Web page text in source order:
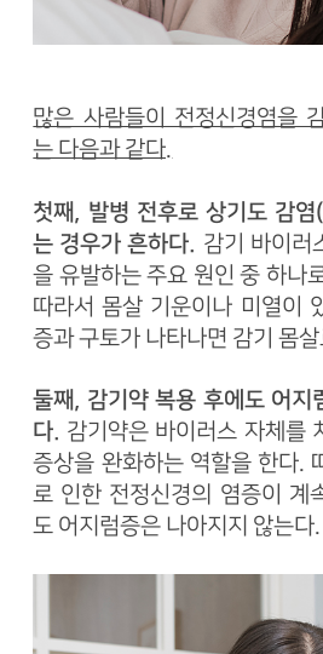
많은 사람들이 전정신경염을
는 다음과 같다.
첫째, 발병 전후로 상기도 감염
는 경우가 흔하다. 감기 바이러
을 유발하는 주요 원인 중 하나
따라서 몸살 기운이나 미열이
증과 구토가 나타나면 감기 몸
둘째, 감기약 복용 후에도 어지
다. 감기약은 바이러스 자체를
증상을 완화하는 역할을 한다.
로 인한 전정신경의 염증이 계
도 어지럼증은 나아지지 않는다.